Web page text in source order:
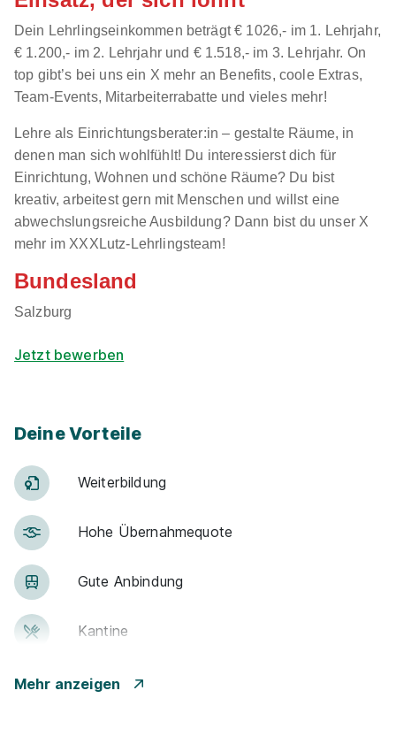
Dein Lehrlingseinkommen beträgt € 1026,- im 1. Lehrjahr,
€ 1.200,- im 2. Lehrjahr und € 1.518,- im 3. Lehrjahr. On
top gibt’s bei uns ein X mehr an Benefits, coole Extras,
Team-Events, Mitarbeiterrabatte und vieles mehr!
Lehre als Einrichtungsberater:in – gestalte Räume, in
denen man sich wohlfühlt! Du interessierst dich für
Einrichtung, Wohnen und schöne Räume? Du bist
kreativ, arbeitest gern mit Menschen und willst eine
abwechslungsreiche Ausbildung? Dann bist du unser X
mehr im XXXLutz-Lehrlingsteam!
Bundesland
Salzburg
Jetzt bewerben
Deine Vorteile
Weiter­bildung
Hohe Über­nah­me­quote
Gute An­bin­dung
Kantine
Events
Mehr anzeigen